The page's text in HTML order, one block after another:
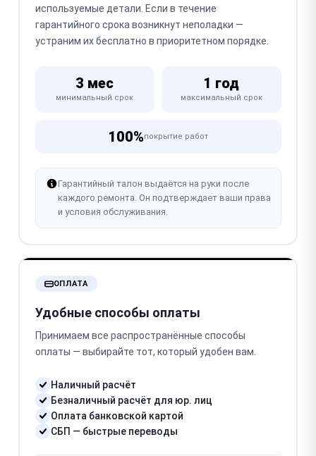
используемые детали. Если в течение
гарантийного срока возникнут неполадки —
устраним их бесплатно в приоритетном порядке.
3 мес
минимальный срок
1 год
максимальный срок
100%покрытие работ
Гарантийный талон выдаётся на руки после
каждого ремонта. Он подтверждает ваши права
и условия обслуживания.
ОПЛАТА
Удобные способы оплаты
Принимаем все распространённые способы
оплаты — выбирайте тот, который удобен вам.
Наличный расчёт
Безналичный расчёт для юр. лиц
Оплата банковской картой
СБП — быстрые переводы